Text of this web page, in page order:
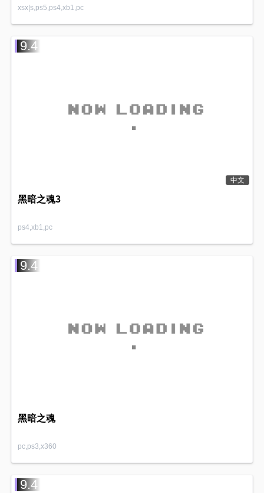
xsx|s,ps5,ps4,xb1,pc
9.4
中文
黑暗之魂3
ps4,xb1,pc
9.4
黑暗之魂
pc,ps3,x360
9.4